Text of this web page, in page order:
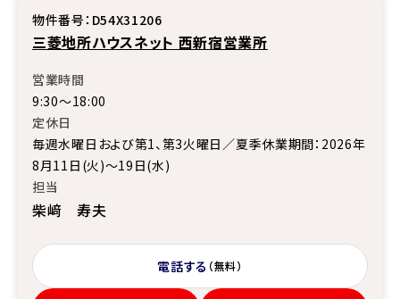
三菱地所ハウスネット 西新宿営業所
物件番号：D54X31206
営業時間
9:30〜18:00
定休日
毎週水曜日および第1、第3火曜日／夏季休業期間：2026年
8月11日(火)～19日(水)
担当
柴﨑 寿夫
電話する （無料）